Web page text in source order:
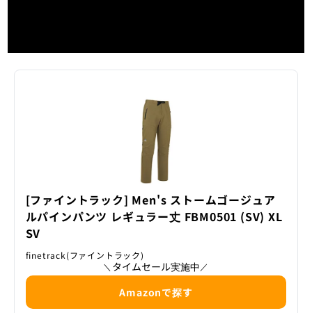
[ファイントラック] Men's ストームゴージュア
ルパインパンツ レギュラー丈 FBM0501 (SV) XL
SV
finetrack(ファイントラック)
＼ タイムセール実施中 ／
Amazonで探す